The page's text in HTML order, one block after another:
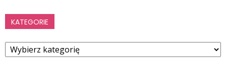
KATEGORIE
Kategorie